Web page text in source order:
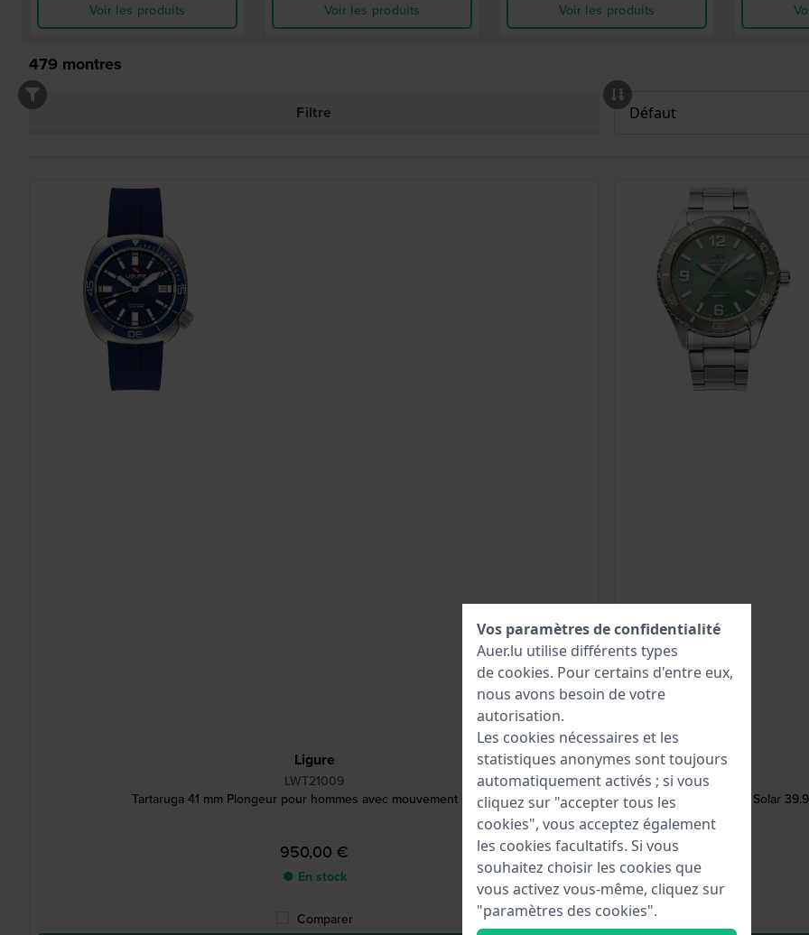
Voir les produits
Voir les produits
Voir les produits
479 montres
Filtre
Ligure
LWT21009
Tartaruga 41 mm Plongeur pour hommes avec mouvement suisse
950,00 €
● En stock
Comparer
Mako 40 Solar
Vos paramètres de confidentialité
Auer.lu utilise différents types
de cookies. Pour certains d'entre eux,
nous avons besoin de votre
autorisation.
Les cookies nécessaires et les
statistiques anonymes sont toujours
automatiquement activés ; si vous
cliquez sur "accepter tous les
cookies", vous acceptez également
les cookies facultatifs. Si vous
souhaitez choisir les cookies que
vous activez vous-même, cliquez sur
"paramètres des cookies".